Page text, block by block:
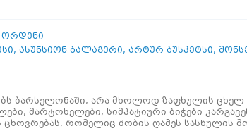
, ასუნსიონ ბალაგერი, არტურ ბუსკეტსი,
ბარსელონაში, არა მხოლოდ ზაფხულის ცხელ
მარტოხელები, სიმპატიური ბიჭები
ცხოვრებას, რომელიც შობის ღამეს